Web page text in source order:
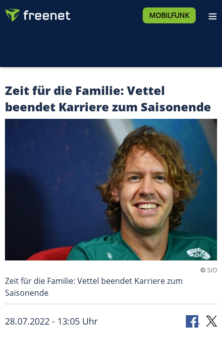
MOBILFUNK
Zeit für die Familie: Vettel
beendet Karriere zum Saisonende
©SID
Zeit für die Familie: Vettel beendet Karriere zum
Saisonende
28.07.2022 - 13:05 Uhr